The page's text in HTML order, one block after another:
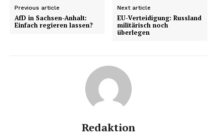
Previous article
AfD in Sachsen-Anhalt:
Einfach regieren lassen?
Next article
EU-Verteidigung: Russland
militärisch noch
überlegen
Redaktion